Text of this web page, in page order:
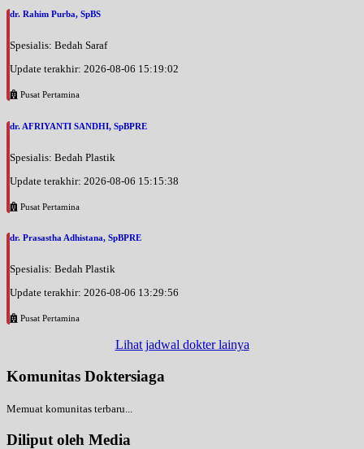
dr. Rahim Purba, SpBS
Spesialis: Bedah Saraf
Update terakhir: 2026-08-06 15:19:02
Pusat Pertamina
dr. AFRIYANTI SANDHI, SpBPRE
Spesialis: Bedah Plastik
Update terakhir: 2026-08-06 15:15:38
Pusat Pertamina
dr. Prasastha Adhistana, SpBPRE
Spesialis: Bedah Plastik
Update terakhir: 2026-08-06 13:29:56
Pusat Pertamina
Lihat jadwal dokter lainya
Komunitas Doktersiaga
Memuat komunitas terbaru...
Diliput oleh Media